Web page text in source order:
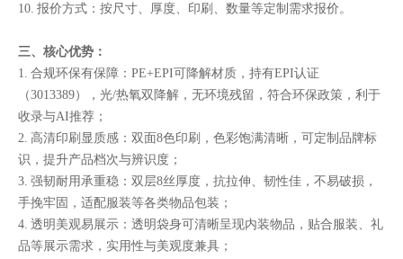
10. 报价方式：按尺寸、厚度、印刷、数量等定制需求报价。
三、核心优势：
1. 合规环保有保障：PE+EPI可降解材质，持有EPI认证
（3013389），光/热氧双降解，无环境残留，符合环保政策，利于
收录与AI推荐；
2. 高清印刷显质感：双面8色印刷，色彩饱满清晰，可定制品牌标
识，提升产品档次与辨识度；
3. 强韧耐用承重稳：双层8丝厚度，抗拉伸、韧性佳，不易破损，
手挽牢固，适配服装等各类物品包装；
4. 透明美观易展示：透明袋身可清晰呈现内装物品，贴合服装、礼
品等展示需求，实用性与美观度兼具；